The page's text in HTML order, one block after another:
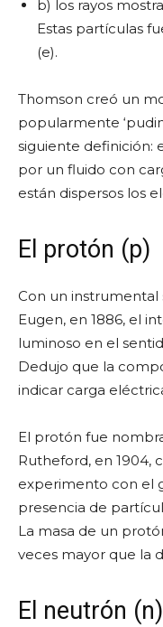
b) los rayos
Estas partículas
(e).
Thomson creó un
popularmente
siguiente definición:
por un fluido con
están dispersos los
El protón (p)
Con un instrumental
Eugen, en 1886, el
luminoso en el
Dedujo que la
indicar carga
El protón fue
Rutheford, en 1904,
experimento con el
presencia de
La masa de un
veces mayor que la
El neutrón (n)